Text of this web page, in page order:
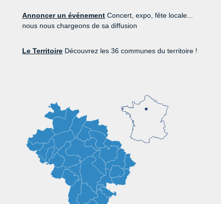
Annoncer un événementConcert, expo, fête locale...
nous nous chargeons de sa diffusion
Le TerritoireDécouvrez les 36 communes du territoire !